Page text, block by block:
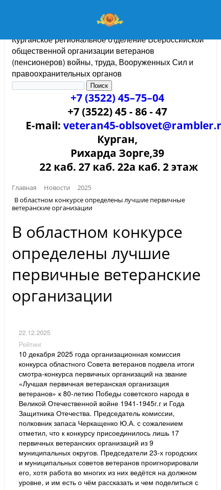
Курганское региональное отделение Всероссийской
общественной организации ветеранов
(пенсионеров) войны, труда, Вооруженных Сил и
правоохранительных органов
+7 (3522) 45–75–04
+7 (3522) 45 - 86 - 47
E-mail: veteran45-
Курган,
Рихарда Зорге,39
22 каб. 27 каб. 22а каб. 2 этаж
Главная Новости
2025
В областном конкурсе определены лучшие первичные
ветеранские организации
В областном конкурсе
определены лучшие
первичные ветеранские
организации
22.12.2025
Рейтинг
10 декабря 2025 года организационная комиссия
конкурса областного Совета ветеранов подвела итоги
смотра-конкурса первичных организаций на звание
«Лучшая первичная ветеранская организация
ветеранов» к 80-летию Победы советского народа в
Великой Отечественной войне 1941-1945г.г и Года
Защитника Отечества. Председатель комиссии,
полковник запаса Черкащенко Ю.А. с сожалением
отметил, что к конкурсу присоединилось лишь 17
первичных ветеранских организаций из 9
муниципальных округов. Председатели 23-х городских
и муниципальных советов ветеранов проигнорировали
его, хотя работа во многих из них ведётся на должном
уровне, и им есть о чём рассказать и чем поделиться с